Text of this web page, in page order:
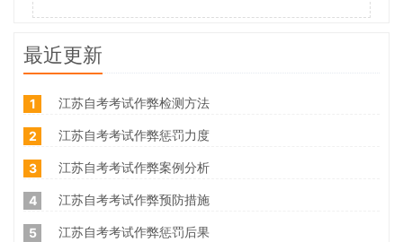
最近更新
1 江苏自考考试作弊检测方法
2 江苏自考考试作弊惩罚力度
3 江苏自考考试作弊案例分析
4 江苏自考考试作弊预防措施
5 江苏自考考试作弊惩罚后果